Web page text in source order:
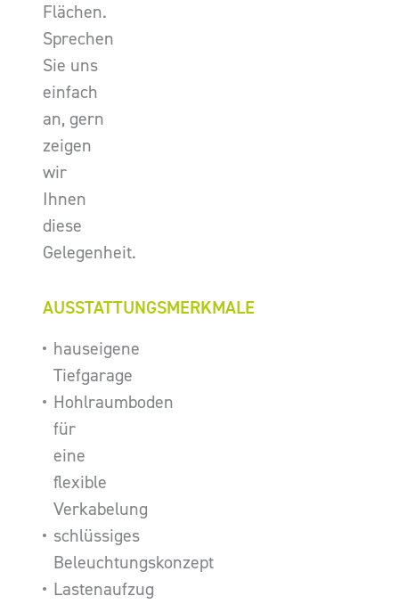
Flächen.
Sprechen
Sie uns
einfach
an, gern
zeigen
wir
Ihnen
diese
Gelegenheit.
AUSSTATTUNGSMERKMALE
hauseigene
Tiefgarage
Hohlraumboden
für
eine
flexible
Verkabelung
schlüssiges
Beleuchtungskonzept
Lastenaufzug